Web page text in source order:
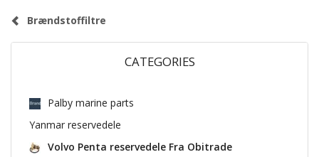
Brændstoffiltre
CATEGORIES
Palby marine parts
Yanmar reservedele
Volvo Penta reservedele Fra Obitrade